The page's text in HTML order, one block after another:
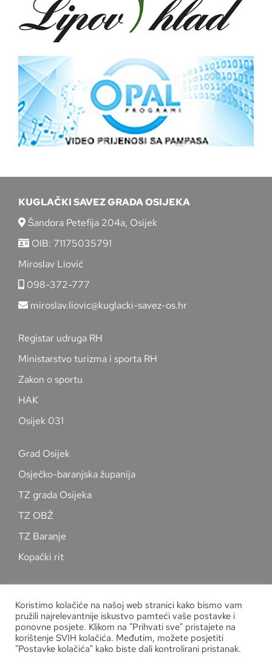
KUGLAČKI SAVEZ GRADA OSIJEKA
Šandora Petefija 204a, Osijek
OIB: 71175035791
Miroslav Liović
098-372-777
miroslav.liovic@kuglacki-savez-os.hr
Registar udruga RH
Ministarstvo turizma i sporta RH
Zakon o sportu
HAK
Osijek 031
Grad Osijek
Osječko-baranjska županija
TZ grada Osijeka
TZ OBŽ
TZ Baranje
Kopački rit
Zaštita osobnih podataka
Koristimo kolačiće na našoj web stranici kako bismo vam
pružili najrelevantnije iskustvo pamteći vaše postavke i
ponovne posjete. Klikom na "Prihvati sve" pristajete na
korištenje SVIH kolačića. Međutim, možete posjetiti
"Postavke kolačića" kako biste dali kontrolirani pristanak.